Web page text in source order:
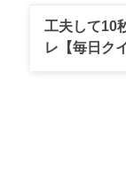
オトナンサー編
工夫して10
レ【毎日ク